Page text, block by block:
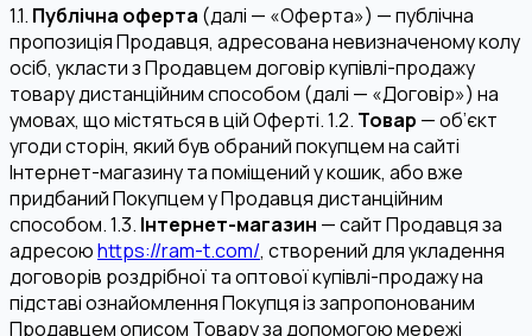
1.1. Публічна оферта (далі — «Оферта») — публічна
пропозиція Продавця, адресована невизначеному колу
осіб, укласти з Продавцем договір купівлі-продажу
товару дистанційним способом (далі — «Договір») на
умовах, що містяться в цій Оферті. 1.2. Товар — об’єкт
угоди сторін, який був обраний покупцем на сайті
Інтернет-магазину та поміщений у кошик, або вже
придбаний Покупцем у Продавця дистанційним
способом. 1.3. Інтернет-магазин — сайт Продавця за
адресоюhttps://ram-t.com/, створений для укладення
договорів роздрібної та оптової купівлі-продажу на
підставі ознайомлення Покупця із запропонованим
Продавцем описом Товару за допомогою мережі